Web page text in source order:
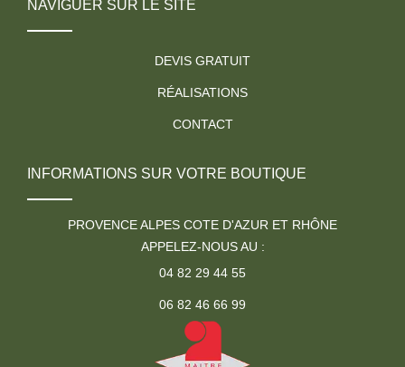
NAVIGUER SUR LE SITE
DEVIS GRATUIT
RÉALISATIONS
CONTACT
INFORMATIONS SUR VOTRE BOUTIQUE
PROVENCE ALPES COTE D'AZUR ET RHÔNE
APPELEZ-NOUS AU :
04 82 29 44 55
06 82 46 66 99